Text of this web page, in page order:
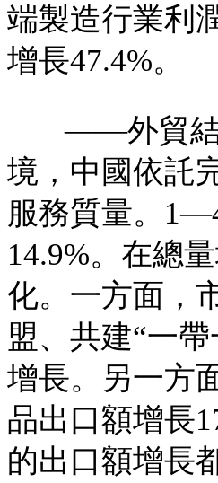
端製造行業利
增長47.4%。
——外貿結
境，中國依託
服務質量。
14.9%。在總
化。一方面，
盟、共建“一
增長。另一方
品出口額增長
的出口額增長